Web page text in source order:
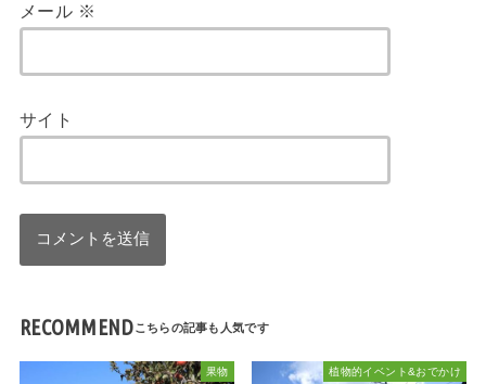
メール ※
サイト
RECOMMEND
果物 植物的イベント&おでかけ